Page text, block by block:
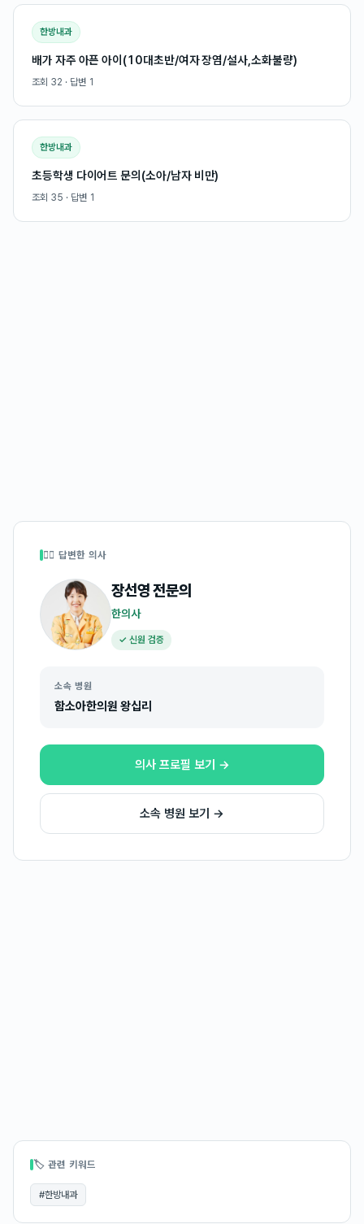
한방내과
배가 자주 아픈 아이(10대초반/여자 장염/설사,소화불량)
조회 32 · 답변 1
한방내과
초등학생 다이어트 문의(소아/남자 비만)
조회 35 · 답변 1
👩‍⚕️ 답변한 의사
장선영전문의
한의사
✓ 신원 검증
소속 병원
함소아한의원 왕십리
의사 프로필 보기 →
소속 병원 보기 →
🏷 관련 키워드
#한방내과